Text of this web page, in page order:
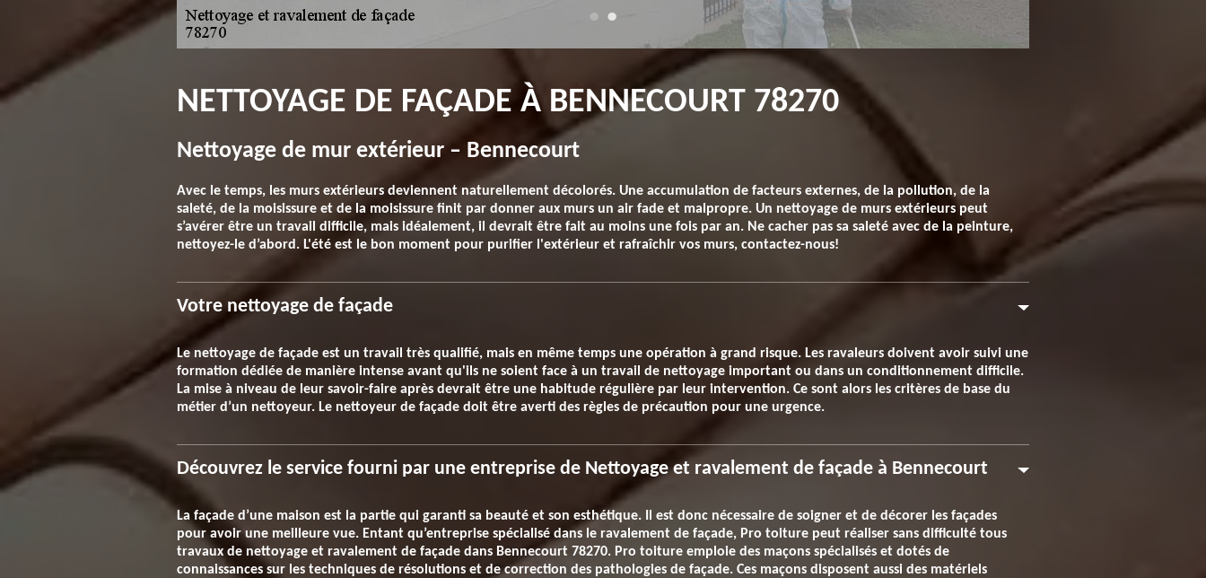
NETTOYAGE DE FAÇADE À BENNECOURT 78270
Nettoyage de mur extérieur – Bennecourt
Avec le temps, les murs extérieurs deviennent naturellement décolorés. Une accumulation de facteurs externes, de la pollution, de la
saleté, de la moisissure et de la moisissure finit par donner aux murs un air fade et malpropre. Un nettoyage de murs extérieurs peut
s’avérer être un travail difficile, mais idéalement, il devrait être fait au moins une fois par an. Ne cacher pas sa saleté avec de la peinture,
nettoyez-le d’abord. L'été est le bon moment pour purifier l'extérieur et rafraîchir vos murs, contactez-nous!
Votre nettoyage de façade
Le nettoyage de façade est un travail très qualifié, mais en même temps une opération à grand risque. Les ravaleurs doivent avoir suivi une
formation dédiée de manière intense avant qu'ils ne soient face à un travail de nettoyage important ou dans un conditionnement difficile.
La mise à niveau de leur savoir-faire après devrait être une habitude régulière par leur intervention. Ce sont alors les critères de base du
métier d’un nettoyeur. Le nettoyeur de façade doit être averti des règles de précaution pour une urgence.
Découvrez le service fourni par une entreprise de Nettoyage et ravalement de façade à Bennecourt
La façade d’une maison est la partie qui garanti sa beauté et son esthétique. Il est donc nécessaire de soigner et de décorer les façades
pour avoir une meilleure vue. Entant qu’entreprise spécialisé dans le ravalement de façade, Pro toiture peut réaliser sans difficulté tous
travaux de nettoyage et ravalement de façade dans Bennecourt 78270. Pro toiture emploie des maçons spécialisés et dotés de
connaissances sur les techniques de résolutions et de correction des pathologies de façade. Ces maçons disposent aussi des matériels